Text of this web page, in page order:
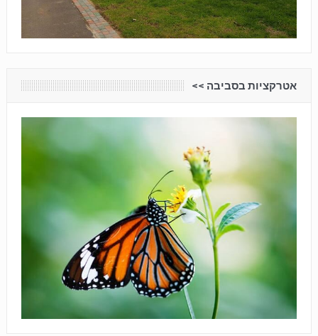
אטרקציות בסביבה <<